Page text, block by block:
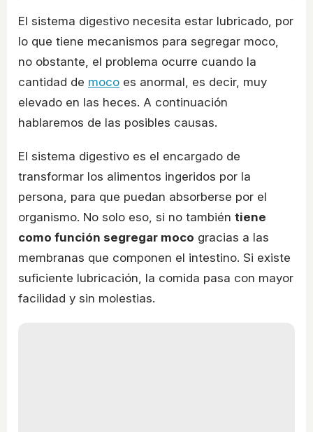
El sistema digestivo necesita estar lubricado, por
lo que tiene mecanismos para segregar moco,
no obstante, el problema ocurre cuando la
cantidad de moco es anormal, es decir, muy
elevado en las heces. A continuación
hablaremos de las posibles causas.
El sistema digestivo es el encargado de
transformar los alimentos ingeridos por la
persona, para que puedan absorberse por el
organismo. No solo eso, si no también tiene
como función segregar moco gracias a las
membranas que componen el intestino. Si existe
suficiente lubricación, la comida pasa con mayor
facilidad y sin molestias.